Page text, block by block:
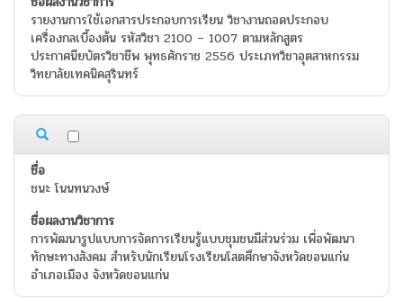
รายงานการใช้เอกสารประกอบการเรียน วิชางานถอดประกอบ
เครื่องกลเบื้องต้น รหัสวิชา 2100 – 1007 ตามหลักสูตร
ประกาศนียบัตรวิชาชีพ พุทธศักราช 2556 ประเภทวิชาอุตสาหกรรม
วิทยาลัยเทคนิคสุรินทร์
ชนะ โนนทนวงษ์
การพัฒนารูปแบบการจัดการเรียนรู้แบบชุมชนมีส่วนร่วม เพื่อพัฒนา
ทักษะทางสังคม สำหรับนักเรียนโรงเรียนโสตศึกษาจังหวัดขอนแก่น
อำเภอเมือง จังหวัดขอนแก่น